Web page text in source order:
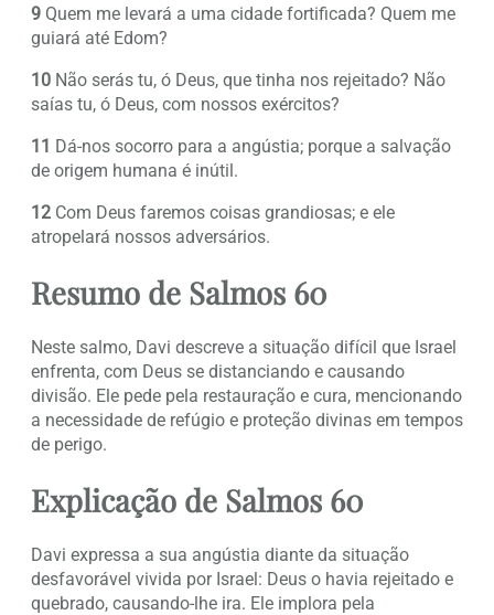
9 Quem me levará a uma cidade fortificada? Quem me
guiará até Edom?
10 Não serás tu, ó Deus, que tinha nos rejeitado? Não
saías tu, ó Deus, com nossos exércitos?
11 Dá-nos socorro para a angústia; porque a salvação
de origem humana é inútil.
12 Com Deus faremos coisas grandiosas; e ele
atropelará nossos adversários.
Resumo de Salmos 60
Neste salmo, Davi descreve a situação difícil que Israel
enfrenta, com Deus se distanciando e causando
divisão. Ele pede pela restauração e cura, mencionando
a necessidade de refúgio e proteção divinas em tempos
de perigo.
Explicação de Salmos 60
Davi expressa a sua angústia diante da situação
desfavorável vivida por Israel: Deus o havia rejeitado e
quebrado, causando-lhe ira. Ele implora pela